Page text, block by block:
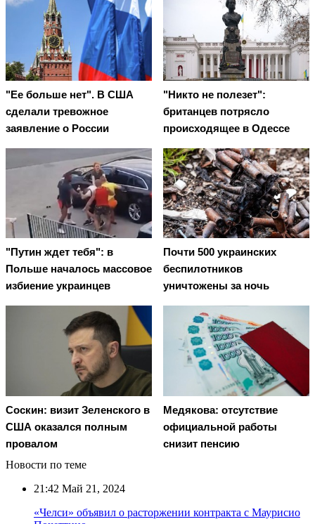
"Ее больше нет". В США
сделали тревожное
заявление о России
"Никто не полезет":
британцев потрясло
происходящее в Одессе
"Путин ждет тебя": в
Польше началось массовое
избиение украинцев
Почти 500 украинских
беспилотников
уничтожены за ночь
Соскин: визит Зеленского в
США оказался полным
провалом
Медякова: отсутствие
официальной работы
снизит пенсию
Новости по теме
21:42 Май 21, 2024
«Челси» объявил о расторжении контракта с Маурисио